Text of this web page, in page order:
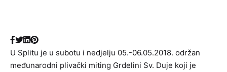
U Splitu je u subotu i nedjelju 05.-06.05.2018. održan
međunarodni plivački miting Grdelini Sv. Duje koji je